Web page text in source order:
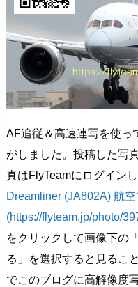
AF追従＆高速連写を使っ
がしました。投稿した写
真はFlyTeamにログイン
Dreamliner (JA802A) 航空
(https://flyteam.jp/photo/
をクリックして画像下の
る」を選択すると見るこ
でこのブログに高解像度